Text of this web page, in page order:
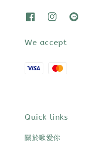
We accept
Quick links
關於啾愛你